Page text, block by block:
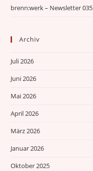
brenn:werk – Newsletter 035
Archiv
Juli 2026
Juni 2026
Mai 2026
April 2026
März 2026
Januar 2026
Oktober 2025